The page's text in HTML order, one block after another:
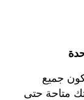
جميع
متاحة حتى